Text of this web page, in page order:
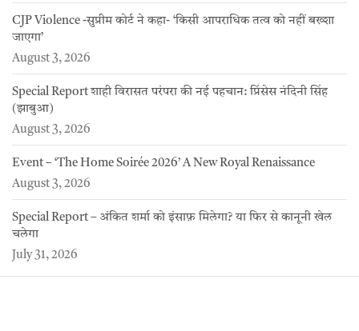
CJP Violence -सुप्रीम कोर्ट ने कहा- ‘किसी आपराधिक तत्व को नहीं बख्शा
जाएगा’
August 3, 2026
Special Report शाही विरासत परंपरा की नई पहचान: प्रिंसेस नंदिनी सिंह
(झाबुआ)
August 3, 2026
Event – ‘The Home Soirée 2026’ A New Royal Renaissance
August 3, 2026
Special Report – अंकित शर्मा को इंसाफ़ मिलेगा? या फिर से कानूनी खेल
चलेगा
July 31, 2026